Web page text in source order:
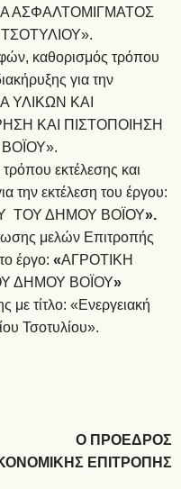
ΑΣΦΑΛΤΟΜΙΓΜΑΤΟΣ
καθορισμός τρόπου
για την
ΥΛΙΚΩΝ ΚΑΙ
ΚΑΙ ΠΙΣΤΟΠΟΙΗΣΗ
εκτέλεσης και
την εκτέλεση του έργου:
ΤΟΥ ΔΗΜΟΥ ΒΟΪΟΥ».
μελών Επιτροπής
έργο: «ΑΓΡΟΤΙΚΗ
ΔΗΜΟΥ ΒΟΪΟΥ»
με τίτλο: «Ενεργειακή
Τσοτυλίου».
Ο ΠΡΟΕΔΡΟΣ
ΕΠΙΤΡΟΠΗΣ